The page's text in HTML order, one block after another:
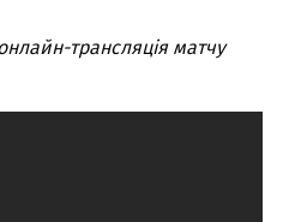
трансляція матчу